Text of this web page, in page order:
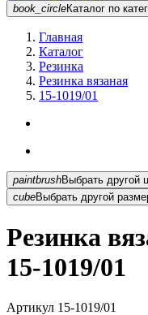
book_circleКаталог по
Главная
Каталог
Резинка
Резинка вязаная
15-1019/01
paintbrush
cubeВыбрать другой
Резинка
15-1019/01
Артикул 15-1019/01